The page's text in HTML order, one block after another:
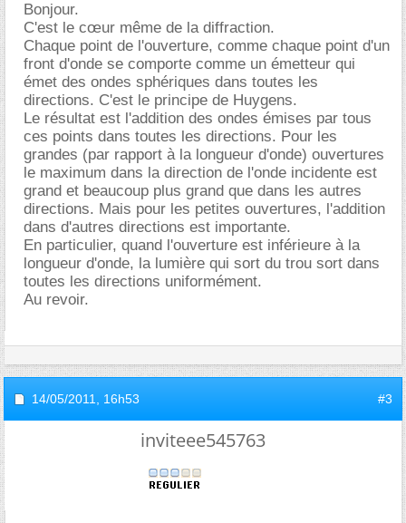
Bonjour.
C'est le cœur même de la diffraction.
Chaque point de l'ouverture, comme chaque point d'un
front d'onde se comporte comme un émetteur qui
émet des ondes sphériques dans toutes les
directions. C'est le principe de Huygens.
Le résultat est l'addition des ondes émises par tous
ces points dans toutes les directions. Pour les
grandes (par rapport à la longueur d'onde) ouvertures
le maximum dans la direction de l'onde incidente est
grand et beaucoup plus grand que dans les autres
directions. Mais pour les petites ouvertures, l'addition
dans d'autres directions est importante.
En particulier, quand l'ouverture est inférieure à la
longueur d'onde, la lumière qui sort du trou sort dans
toutes les directions uniformément.
Au revoir.
14/05/2011, 16h53 #3
inviteee545763